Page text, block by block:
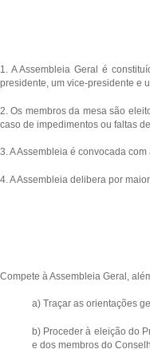
1. A Assembleia Geral é
presidente, um vice-presidente e
2. Os membros da mesa são
caso de impedimentos ou faltas
3. A Assembleia é convocada
4. A Assembleia delibera por
Compete à Assembleia Geral,
a) Traçar as orientações
b) Proceder à eleição do
e dos membros do